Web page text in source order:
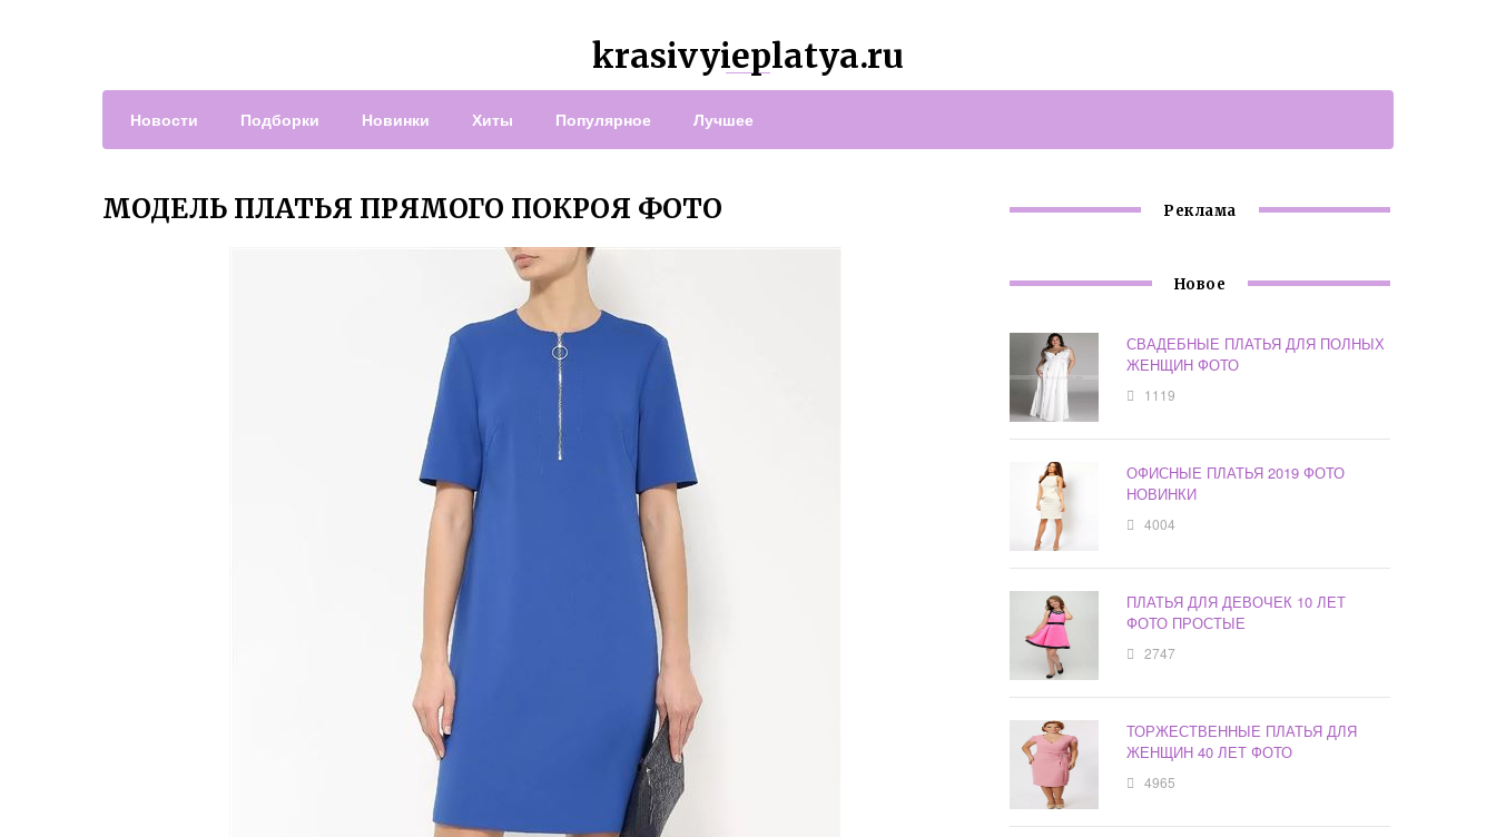
krasivyieplatya.ru
Новости Подборки Новинки Хиты Популярное Лучшее
МОДЕЛЬ ПЛАТЬЯ ПРЯМОГО ПОКРОЯ ФОТО Реклама
Новое
СВАДЕБНЫЕ ПЛАТЬЯ ДЛЯ ПОЛНЫХ
ЖЕНЩИН ФОТО
1119
ОФИСНЫЕ ПЛАТЬЯ 2019 ФОТО
НОВИНКИ
4004
ПЛАТЬЯ ДЛЯ ДЕВОЧЕК 10 ЛЕТ
ФОТО ПРОСТЫЕ
2747
ТОРЖЕСТВЕННЫЕ ПЛАТЬЯ ДЛЯ
ЖЕНЩИН 40 ЛЕТ ФОТО
4965